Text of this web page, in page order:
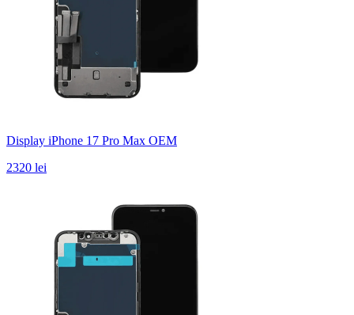
Display iPhone 17 Pro Max OEM
2320 lei